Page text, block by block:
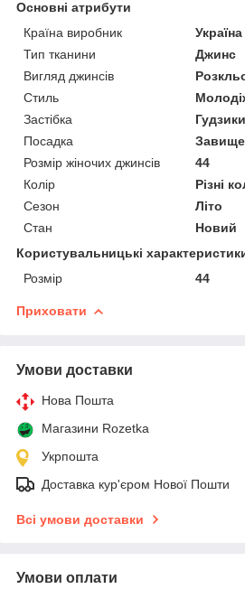
Основні атрибути
Країна виробник
Україна
Тип тканини
Джинс
Вигляд джинсів
Стиль
Застібка
Посадка
Розмір жіночих джинсів
44
Колір
Різні
Сезон
Літо
Стан
Новий
Користувальницькі
Розмір
44
Приховати
Умови доставки
Нова Пошта
Магазини Rozetka
Укрпошта
Доставка кур'єром Нової Пошти
Всі умови доставки
Умови оплати